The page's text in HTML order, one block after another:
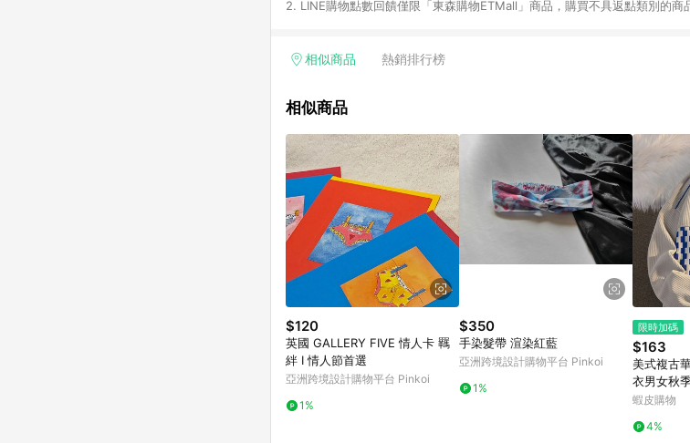
2. LINE購物點數回饋僅限「東森購物ETMall」商品，購買不具返點類別的商
「草莓網」全館商品。 4. 如取消訂單、退貨、退款或購物中登出東森購物
面顯示為準。 7. LINE購物設有「單一商品最高回饋點數」機制(特殊活動時
品資料更新會有時間差，如顯示之商品規格、顏色、價位、贈品與東森購物
準。 9. 若有贈點爭議，請務必於訂單日期+180天以內至LINE購物客服洽詢
贈點回饋。 10. 部分點數紅包僅限指定商品使用，或不適用於無回饋商品。
紅包頁面規則為準。
相似商品 熱銷排行榜
相似商品
$120
英國 GALLERY FIVE 情人卡 羈
絆 I 情人節首選
亞洲跨境設計購物平台 Pinkoi
1%
$350
手染髮帶 渲染紅藍
亞洲跨境設計購物平台 Pinkoi
1%
限時加碼
$163
美式複古
衣男女秋
秋冬外套
蝦皮購物
4%